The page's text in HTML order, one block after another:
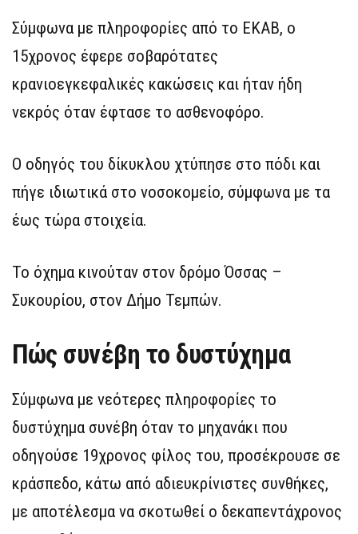
Σύμφωνα με πληροφορίες από το ΕΚΑΒ, ο
15χρονος έφερε σοβαρότατες
κρανιοεγκεφαλικές κακώσεις και ήταν ήδη
νεκρός όταν έφτασε το ασθενοφόρο.
Ο οδηγός του δίκυκλου χτύπησε στο πόδι και
πήγε ιδιωτικά στο νοσοκομείο, σύμφωνα με τα
έως τώρα στοιχεία.
Το όχημα κινούταν στον δρόμο Όσσας –
Συκουρίου, στον Δήμο Τεμπών.
Πώς συνέβη το δυστύχημα
Σύμφωνα με νεότερες πληροφορίες το
δυστύχημα συνέβη όταν το μηχανάκι που
οδηγούσε 19χρονος φίλος του, προσέκρουσε σε
κράσπεδο, κάτω από αδιευκρίνιστες συνθήκες,
με αποτέλεσμα να σκοτωθεί ο δεκαπεντάχρονος